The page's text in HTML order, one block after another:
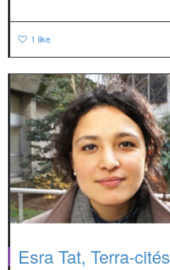
1 like
Esra Tat, Terra-cités